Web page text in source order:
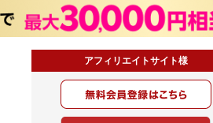
アフィリエイトサイト様